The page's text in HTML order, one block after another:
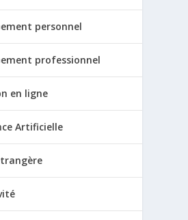
personnel
professionnel
en ligne
Artificielle